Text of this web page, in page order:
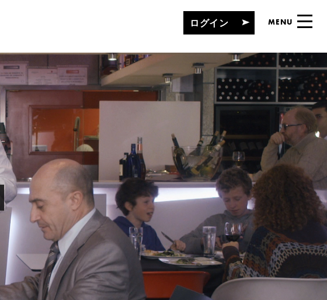
ログイン MENU